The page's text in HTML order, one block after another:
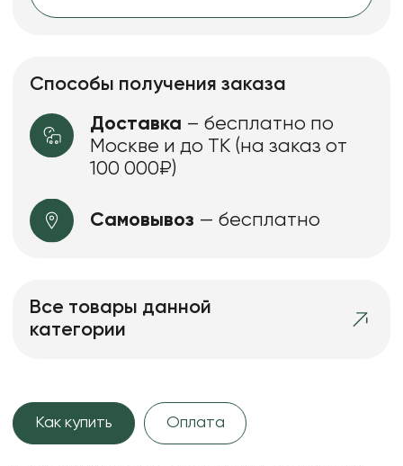
Способы получения заказа
Доставка – бесплатно по
Москве и до ТК (на заказ от
100 000₽)
Самовывоз — бесплатно
Все товары данной
категории
Как купить Оплата